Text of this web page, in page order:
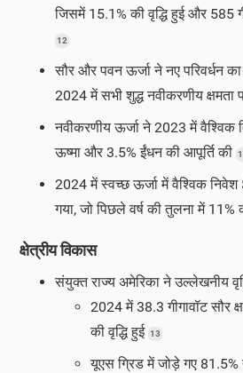
जिसमें 15.1% की वृद्धि हुई और 585
12
सौर और पवन ऊर्जा ने नए परिवर्धन
2024 में सभी शुद्ध नवीकरणीय क्षमता
नवीकरणीय ऊर्जा ने 2023 में वैश्विक
ऊष्मा और 3.5% ईंधन की आपूर्ति की
2024 में स्वच्छ ऊर्जा में वैश्विक
गया, जो पिछले वर्ष की तुलना में 11%
क्षेत्रीय विकास
संयुक्त राज्य अमेरिका ने उल्लेखनीय
2024 में 38.3 गीगावॉट सौर
की वृद्धि हुई 13
यूएस ग्रिड में जोड़े गए 81.5%